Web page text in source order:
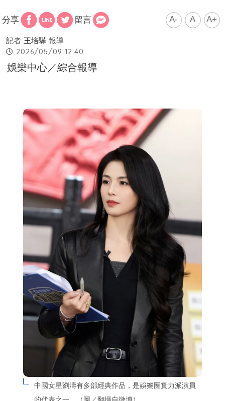
分享 留言 A- A A+
記者 王培驊 報導
2026/05/09 12:40
娛樂中心／綜合報導
中國女星劉濤有多部經典作品，是娛樂圈實力派演員